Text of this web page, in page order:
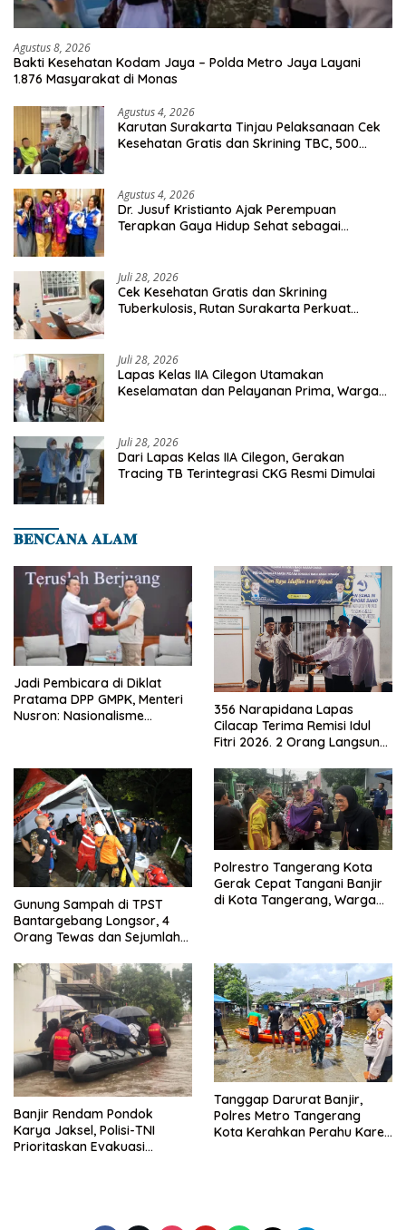
Agustus 8, 2026
Bakti Kesehatan Kodam Jaya – Polda Metro Jaya Layani
1.876 Masyarakat di Monas
Agustus 4, 2026
Karutan Surakarta Tinjau Pelaksanaan Cek
Kesehatan Gratis dan Skrining TBC, 500
Agustus 4, 2026
Dr. Jusuf Kristianto Ajak Perempuan
Terapkan Gaya Hidup Sehat sebagai
Juli 28, 2026
Cek Kesehatan Gratis dan Skrining
Tuberkulosis, Rutan Surakarta Perkuat
Juli 28, 2026
Lapas Kelas IIA Cilegon Utamakan
Keselamatan dan Pelayanan Prima, Warga
Juli 28, 2026
Dari Lapas Kelas IIA Cilegon, Gerakan
Tracing TB Terintegrasi CKG Resmi Dimulai
𝐁𝐄𝐍𝐂𝐀𝐍𝐀 𝐀𝐋𝐀𝐌
Jadi Pembicara di Diklat
Pratama DPP GMPK, Menteri
Nusron: Nasionalisme
356 Narapidana Lapas
Cilacap Terima Remisi Idul
Fitri 2026. 2 Orang Langsung
Gunung Sampah di TPST
Bantargebang Longsor, 4
Orang Tewas dan Sejumlah
Polrestro Tangerang Kota
Gerak Cepat Tangani Banjir
di Kota Tangerang, Warga
Banjir Rendam Pondok
Karya Jaksel, Polisi-TNI
Prioritaskan Evakuasi
Tanggap Darurat Banjir,
Polres Metro Tangerang
Kota Kerahkan Perahu Karet